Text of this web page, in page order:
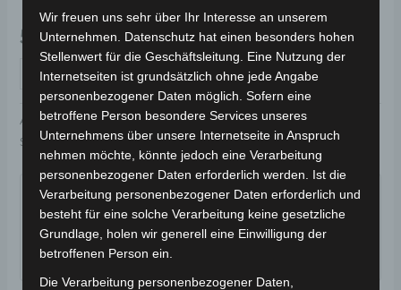
59,00€ *
IN DEN WARENKORB
Artikelnummer:3M301-6000A-03 Kategorie:VS2
Schlagwort:Karosserie & Verkleidung
Garantiert sicherer Checkout
Wir freuen uns sehr über Ihr Interesse an unserem
Unternehmen. Datenschutz hat einen besonders hohen
Stellenwert für die Geschäftsleitung. Eine Nutzung der
Internetseiten ist grundsätzlich ohne jede Angabe
personenbezogener Daten möglich. Sofern eine
betroffene Person besondere Services unseres
Unternehmens über unsere Internetseite in Anspruch
nehmen möchte, könnte jedoch eine Verarbeitung
personenbezogener Daten erforderlich werden. Ist die
Verarbeitung personenbezogener Daten erforderlich und
besteht für eine solche Verarbeitung keine gesetzliche
Grundlage, holen wir generell eine Einwilligung der
betroffenen Person ein.
Die Verarbeitung personenbezogener Daten,